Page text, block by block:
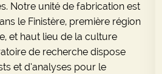
Notre unité de fabrication est
le Finistère, première région
et haut lieu de la culture
de recherche dispose
et d’analyses pour le